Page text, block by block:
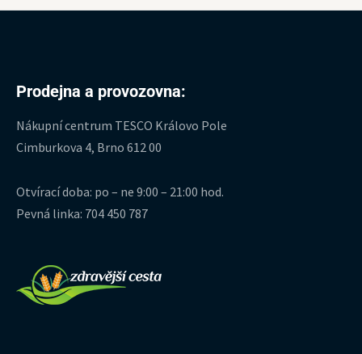
Prodejna a provozovna:
Nákupní centrum TESCO Královo Pole
Cimburkova 4, Brno 612 00
Otvírací doba: po – ne 9:00 – 21:00 hod.
Pevná linka: 704 450 787